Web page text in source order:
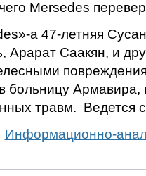
Mersedes
а 47-летняя
Арарат Саакян, и
больницу Армавира,
травм. Ведется
Информационно-